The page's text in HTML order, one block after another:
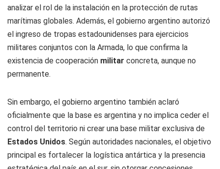
analizar el rol de la instalación en la protección de rutas
marítimas globales. Además, el gobierno argentino autorizó
el ingreso de tropas estadounidenses para ejercicios
militares conjuntos con la Armada, lo que confirma la
existencia de cooperación militar concreta, aunque no
permanente.
Sin embargo, el gobierno argentino también aclaró
oficialmente que la base es argentina y no implica ceder el
control del territorio ni crear una base militar exclusiva de
Estados Unidos. Según autoridades nacionales, el objetivo
principal es fortalecer la logística antártica y la presencia